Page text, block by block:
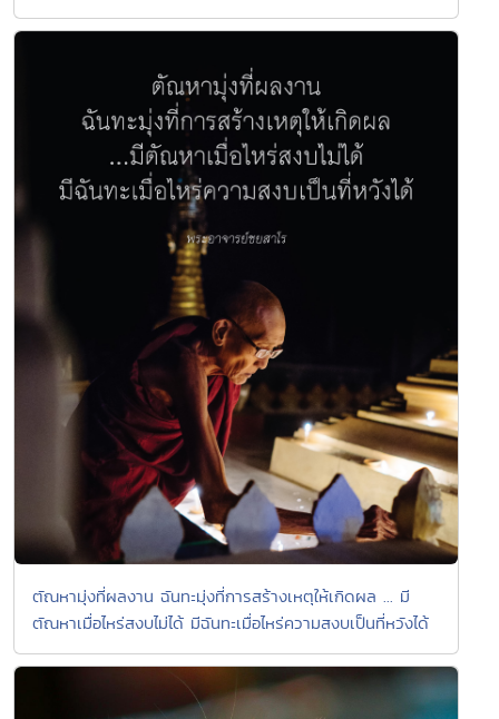
ตัณหามุ่งที่ผลงาน ฉันทะมุ่งที่การสร้างเหตุให้เกิดผล ... มี
ตัณหาเมื่อไหร่สงบไม่ได้ มีฉันทะเมื่อไหร่ความสงบเป็นที่หวังได้